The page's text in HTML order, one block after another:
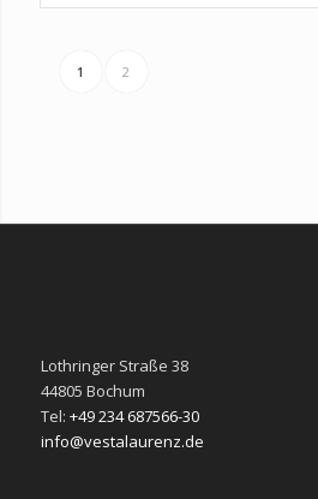
1 2
Lothringer Straße 38
44805 Bochum
Tel: +49 234 687566-30
info@vestalaurenz.de